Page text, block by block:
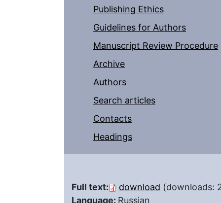
Publishing Ethics
Guidelines for Authors
Manuscript Review Procedure
Archive
Authors
Search articles
Contacts
Headings
Full text: download (downloads:
Language: Russian